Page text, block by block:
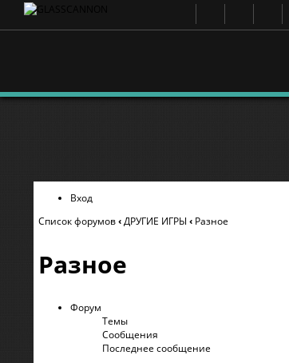
Вход
Список форумов‹ДРУГИЕ ИГРЫ ‹ Разное
Разное
Форум
Темы
Сообщения
Последнее сообщение